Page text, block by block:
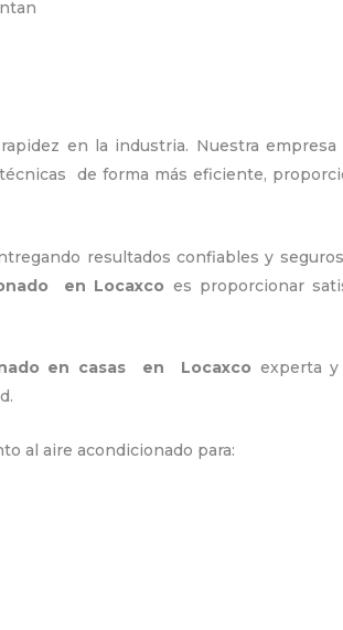
en la industria. Nuestra
de forma más eficiente,
resultados confiables y
en Locaxco es proporcionar
en casas en Locaxco experta
al aire acondicionado para: